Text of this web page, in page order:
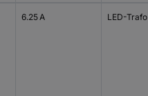
6.25 A LED-Trafo